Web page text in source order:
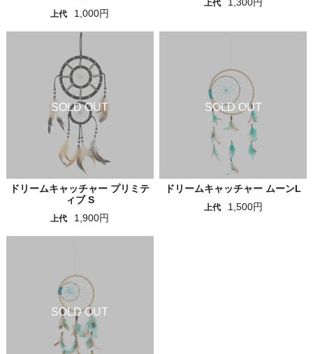
上代 1,000円
上代
ドリームキャッチャー プリミテ
ィブ S
上代 1,900円
ドリームキャッチャー ムーンL
上代 1,500円